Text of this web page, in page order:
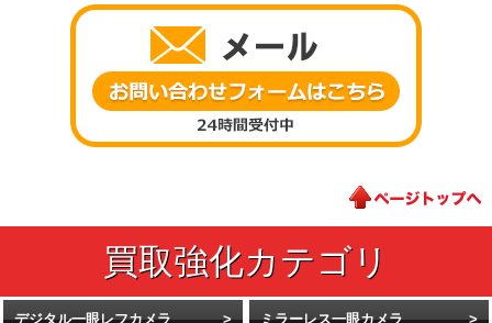
デジタル一眼レフカメラ ミラーレス一眼カメラ